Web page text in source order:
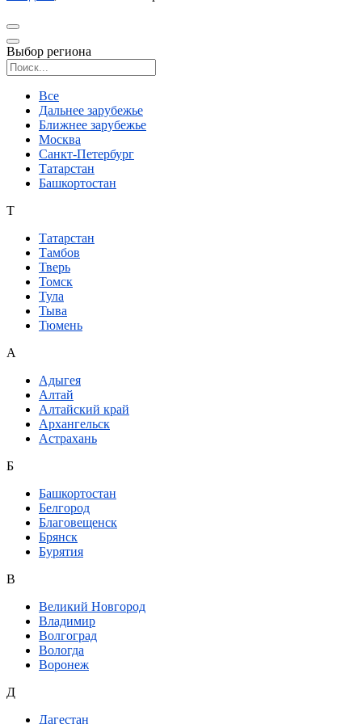
Выбор региона
Все
Дальнее зарубежье
Ближнее зарубежье
Москва
Санкт-Петербург
Татарстан
Башкортостан
Т
Татарстан
Тамбов
Тверь
Томск
Тула
Тыва
Тюмень
А
Адыгея
Алтай
Алтайский край
Архангельск
Астрахань
Б
Башкортостан
Белгород
Благовещенск
Брянск
Бурятия
В
Великий Новгород
Владимир
Волгоград
Вологда
Воронеж
Д
Дагестан